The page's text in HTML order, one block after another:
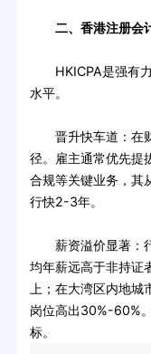
二、香港注册会
HKICPA是强有力
水平。
晋升快车道：在财
径。雇主通常优先提
合规等关键业务，其
行快2-3年。
薪资溢价显著：行
均年薪远高于非持证
上；在大湾区内地
岗位高出30%-60%
标。